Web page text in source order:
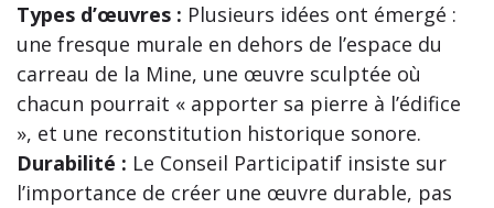
Types d’œuvres : Plusieurs idées ont émergé :
une fresque murale en dehors de l’espace du
carreau de la Mine, une œuvre sculptée où
chacun pourrait « apporter sa pierre à l’édifice
», et une reconstitution historique sonore.
Durabilité : Le Conseil Participatif insiste sur
l’importance de créer une œuvre durable, pas